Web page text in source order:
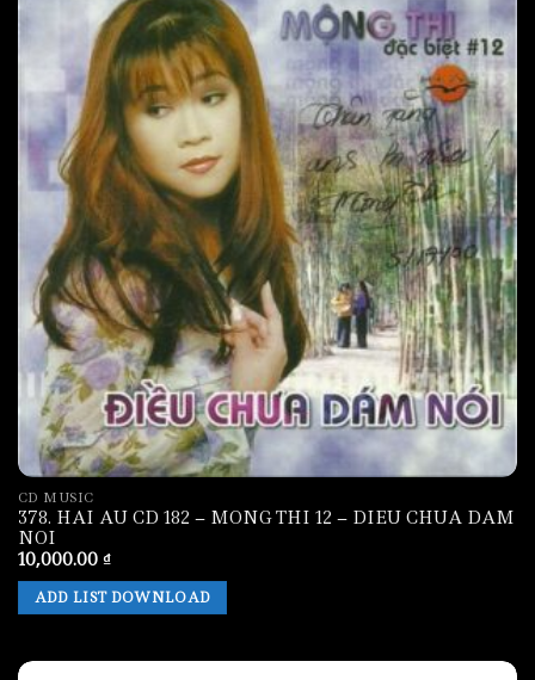
CD MUSIC
378. HAI AU CD 182 – MONG THI 12 – DIEU CHUA DAM
NOI
10,000.00 ₫
ADD LIST DOWNLOAD